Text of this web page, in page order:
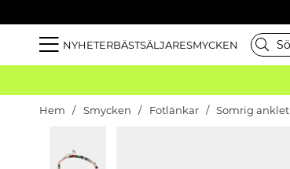
NYHETERBÄSTSÄLJARESMYCKEN
Hem Smycken Fotlänkar Somrig anklet